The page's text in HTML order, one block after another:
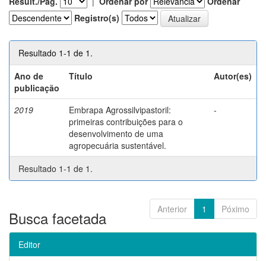
Registro(s)
Resultado 1-1 de 1.
Ano de
publicação
Título Autor(es)
2019
Embrapa Agrossilvipastoril:
primeiras contribuições para o
desenvolvimento de uma
agropecuária sustentável.
-
Resultado 1-1 de 1.
Anterior 1 Póximo
Busca facetada
Editor